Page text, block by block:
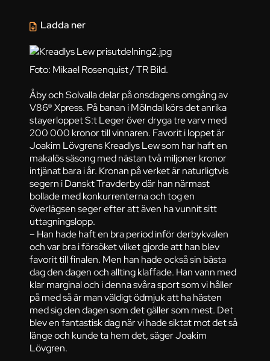
Foto: Mikael Rosenquist / TR Bild.
Åby och Solvalla delar på onsdagens omgång av
V86® Xpress. På banan i Mölndal körs det anrika
stayerloppet S:t Leger över dryga tre varv med
200 000 kronor till vinnaren. Favorit i loppet är
Joakim Lövgrens Kreadlys Lew som har haft en
makalös säsong med nästan två miljoner kronor
intjänat bara i år. Kronan på verket är naturligtvis
segern i Danskt Travderby där han närmast
bollade med konkurrenterna och tog en
överlägsen seger efter att även ha vunnit sitt
uttagningslopp.
– Han hade haft en bra period inför derbykvalen
och var bra i försöket vilket gjorde att han blev
favorit till finalen. Men han hade också sin bästa
dag den dagen och allting klaffade. Han vann med
klar marginal och i denna svåra sport som vi håller
på med så är man väldigt ödmjuk att ha hästen
med sig den dagen som det gäller som mest. Det
blev en fantastisk dag när vi hade siktat mot det så
länge och kunde ta hem det, säger Joakim
Lövgren.
Ladda ner